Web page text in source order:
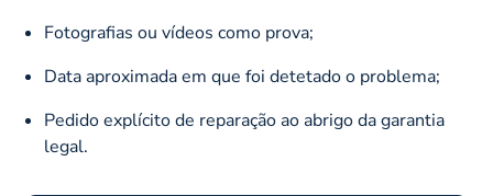
Fotografias ou vídeos como prova;
Data aproximada em que foi detetado o problema;
Pedido explícito de reparação ao abrigo da garantia
legal.